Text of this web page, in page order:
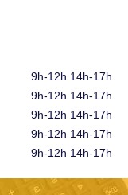
9h-12h 14h-17h
9h-12h 14h-17h
9h-12h 14h-17h
9h-12h 14h-17h
9h-12h 14h-17h